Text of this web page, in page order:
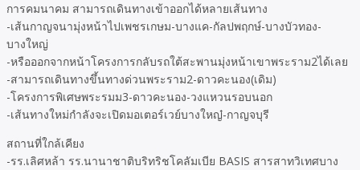
การคมนาคม สามารถเดินทางเข้าออกได้หลายเส้นทาง
-เส้นกาญจนามุ่งหน้าไปเพชรเกษม-บางแค-กัลปพฤกษ์-บางบัวทอง-
บางใหญ่
-หรือออกจากหน้าโครงการกลับรถใต้สะพานมุ่งหน้าเขาพระราม2ได้เลย
-สามารถเดินทางขึ้นทางด่วนพระราม2-ดาวคะนอง(เดิม)
-โครงการพิเศษพระรมม3-ดาวคะนอง-วงแหวนรอบนอก
-เส้นทางใหม่กำลังจะเปิดมอเตอร์เวย์บางใหญ๋-กาญจบุรี
สถานที่ใกล้เคียง
-รร.เลิศหล้า รร.นานาชาติบริทริชโคลัมเบีย BASIS สารสาทวิเทศบาง